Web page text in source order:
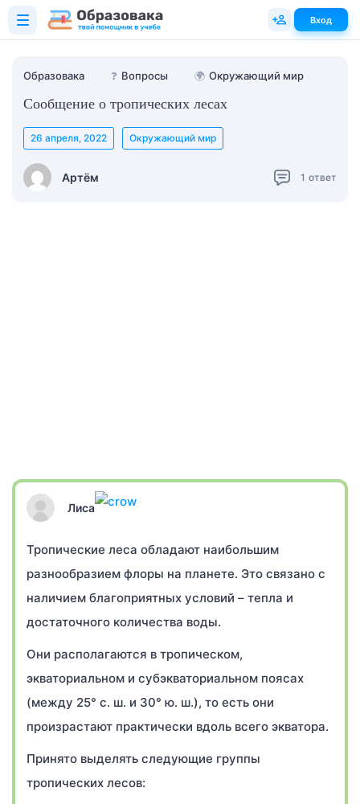
Образовака ❓ Вопросы 🌍 Окружающий мир
Сообщение о тропических лесах
Артём
26 апреля, 2022 Окружающий мир
1 ответ
Лиса
Тропические леса обладают наибольшим
разнообразием флоры на планете. Это связано с
наличием благоприятных условий – тепла и
достаточного количества воды.
Они располагаются в тропическом,
экваториальном и субэкваториальном поясах
(между 25° с. ш. и 30° ю. ш.), то есть они
произрастают практически вдоль всего экватора.
Принято выделять следующие группы
тропических лесов:
Вход